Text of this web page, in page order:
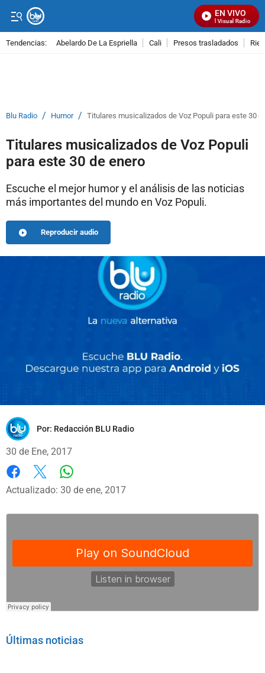
EN VIVO
Señal Visual Radio
Tendencias: Abelardo De La Espriella Cali Presos trasladados
Blu Radio / Humor / Titulares musicalizados de Voz Populi para este 30
Titulares musicalizados de Voz Populi
para este 30 de enero
Escuche el mejor humor y el análisis de las noticias
más importantes del mundo en Voz Populi.
Reproducir audio
Por: Redacción BLU Radio
30 de Ene, 2017
Facebook
X
Actualizado: 30 de ene, 2017
Últimas noticias